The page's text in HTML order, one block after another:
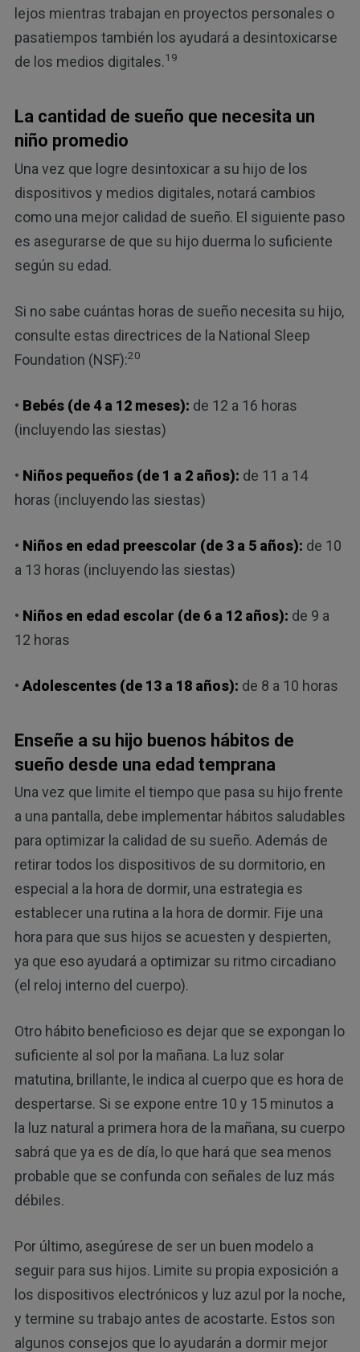
lejos mientras trabajan en proyectos personales o
pasatiempos también los ayudará a desintoxicarse
de los medios digitales.19
La cantidad de sueño que necesita un
niño promedio
Una vez que logre desintoxicar a su hijo de los
dispositivos y medios digitales, notará cambios
como una mejor calidad de sueño. El siguiente paso
es asegurarse de que su hijo duerma lo suficiente
según su edad.
Si no sabe cuántas horas de sueño necesita su hijo,
consulte estas directrices de la National Sleep
Foundation (NSF):20
• Bebés (de 4 a 12 meses): de 12 a 16 horas
(incluyendo las siestas)
• Niños pequeños (de 1 a 2 años): de 11 a 14
horas (incluyendo las siestas)
• Niños en edad preescolar (de 3 a 5 años): de 10
a 13 horas (incluyendo las siestas)
• Niños en edad escolar (de 6 a 12 años): de 9 a
12 horas
• Adolescentes (de 13 a 18 años): de 8 a 10 horas
Enseñe a su hijo buenos hábitos de
sueño desde una edad temprana
Una vez que limite el tiempo que pasa su hijo frente
a una pantalla, debe implementar hábitos saludables
para optimizar la calidad de su sueño. Además de
retirar todos los dispositivos de su dormitorio, en
especial a la hora de dormir, una estrategia es
establecer una rutina a la hora de dormir. Fije una
hora para que sus hijos se acuesten y despierten,
ya que eso ayudará a optimizar su ritmo circadiano
(el reloj interno del cuerpo).
Otro hábito beneficioso es dejar que se expongan lo
suficiente al sol por la mañana. La luz solar
matutina, brillante, le indica al cuerpo que es hora de
despertarse. Si se expone entre 10 y 15 minutos a
la luz natural a primera hora de la mañana, su cuerpo
sabrá que ya es de día, lo que hará que sea menos
probable que se confunda con señales de luz más
débiles.
Por último, asegúrese de ser un buen modelo a
seguir para sus hijos. Limite su propia exposición a
los dispositivos electrónicos y luz azul por la noche,
y termine su trabajo antes de acostarte. Estos son
algunos consejos que lo ayudarán a dormir mejor